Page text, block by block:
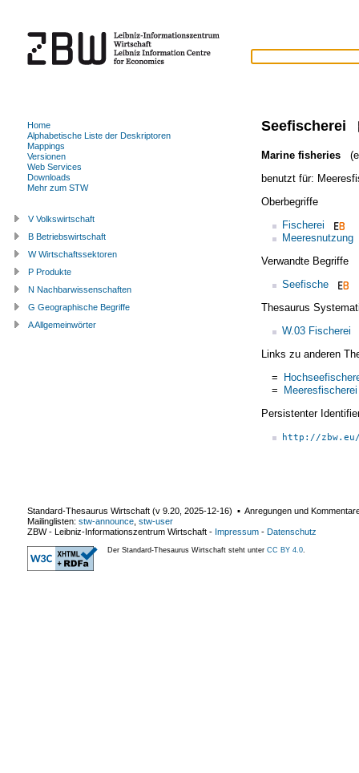
Seefischerei
Marine fisheries
benutzt für:
Oberbegriffe
Fischerei
Meeresnutzung
Verwandte Begriffe
Seefische
Thesaurus
W.03 Fischerei
Links zu anderen
=
= Meeresfischerei
Persistenter
http://
Home
Alphabetische Liste der Deskriptoren
Mappings
Versionen
Web Services
Downloads
Mehr zum STW
V Volkswirtschaft
B Betriebswirtschaft
W Wirtschaftssektoren
P Produkte
N Nachbarwissenschaften
G Geographische Begriffe
A Allgemeinwörter
Standard-Thesaurus Wirtschaft (v 9.20 2025-12-16) ▪ Anregungen und
Mailinglisten: stw-announce stw-user
ZBW - Leibniz-Informationszentrum Wirtschaft - Impressum - Datenschutz
Der Standard-Thesaurus Wirtschaft steht unter CC BY 4.0